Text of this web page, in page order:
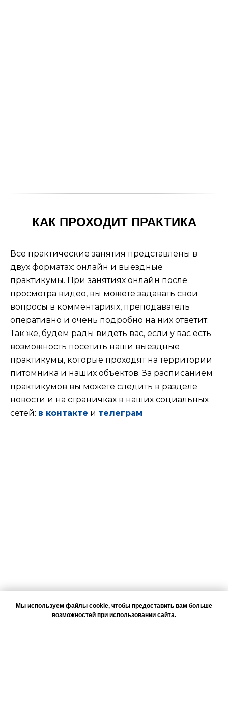
КАК ПРОХОДИТ ПРАКТИКА
Все практические занятия представлены в
двух форматах: онлайн и выездные
практикумы. При занятиях онлайн после
просмотра видео, вы можете задавать свои
вопросы в комментариях, преподаватель
оперативно и очень подробно на них ответит.
Так же, будем рады видеть вас, если у вас есть
возможность посетить наши выездные
практикумы, которые проходят на территории
питомника и наших объектов. За расписанием
практикумов вы можете следить в разделе
новости и на страничках в наших социальных
сетей: в контакте и телеграм
Мы используем файлы cookie, чтобы предоставить вам больше
возможностей при использовании сайта.